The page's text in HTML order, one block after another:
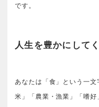
です。
人生を豊かにして
あなたは「食」という一
米」「農業・漁業」「嗜